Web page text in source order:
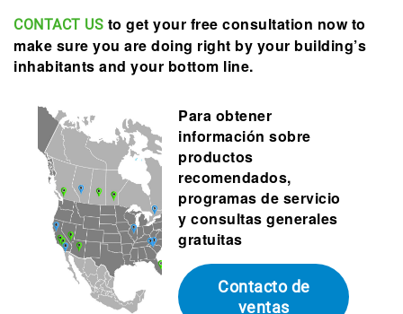
CONTACT US to get your free consultation now to
make sure you are doing right by your building’s
inhabitants and your bottom line.
Para obtener
información sobre
productos
recomendados,
programas de servicio
y consultas generales
gratuitas
Contacto de
ventas